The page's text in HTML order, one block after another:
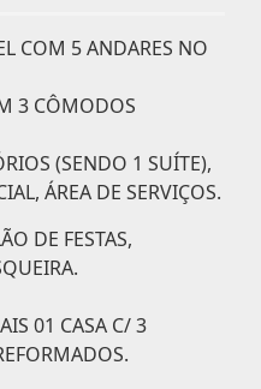
COM 5 ANDARES NO
3 CÔMODOS
(SENDO 1 SUÍTE),
ÁREA DE SERVIÇOS.
DE FESTAS,
01 CASA C/ 3